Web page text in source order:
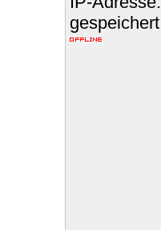
gespeichert